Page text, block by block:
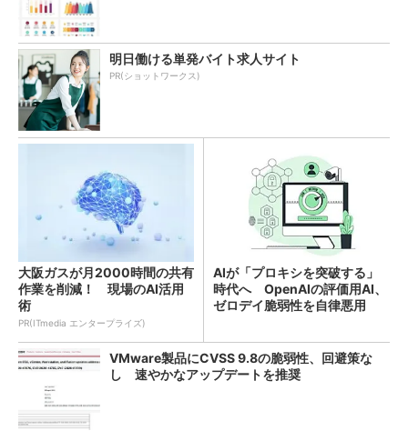
明日働ける単発バイト求人サイト
PR(ショットワークス)
大阪ガスが月2000時間の共有
作業を削減！ 現場のAI活用
術
PR(ITmedia エンタープライズ)
AIが「プロキシを突破する」
時代へ OpenAIの評価用AI、
ゼロデイ脆弱性を自律悪用
VMware製品にCVSS 9.8の脆弱性、回避策な
し 速やかなアップデートを推奨